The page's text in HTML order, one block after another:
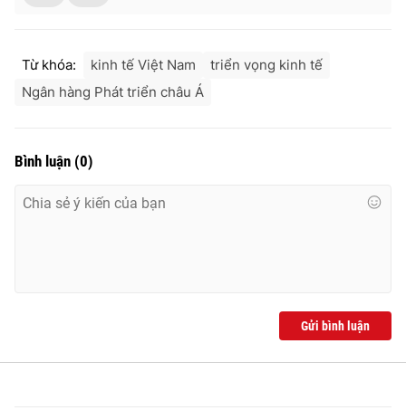
Từ khóa: kinh tế Việt Nam
triển vọng kinh tế
Ngân hàng Phát triển châu Á
Bình luận (0)
Gửi bình luận